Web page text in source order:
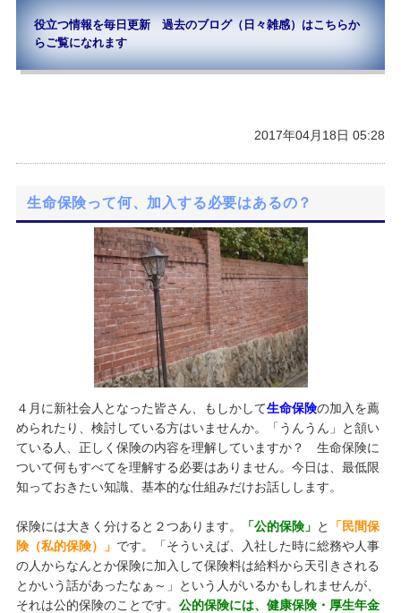
役立つ情報を毎日更新 過去のブログ（日々雑感）はこちらか
らご覧になれます
2017年04月18日 05:28
生命保険って何、加入する必要はあるの？
４月に新社会人となった皆さん、もしかして生命保険の加入を薦
められたり、検討している方はいませんか。「うんうん」と頷い
ている人、正しく保険の内容を理解していますか？ 生命保険に
ついて何もすべてを理解する必要はありません。今日は、最低限
知っておきたい知識、基本的な仕組みだけお話しします。
保険には大きく分けると２つあります。 「公的保険」 と
「民間保
険（私的保険）」 です。「そういえば、入社した時に総務や人事
の人からなんとか保険に加入して保険料は給料から天引きされる
とかいう話があったなぁ～」という人がいるかもしれませんが、
それは公的保険のことです。 公的保険には、健康保険・厚生年金